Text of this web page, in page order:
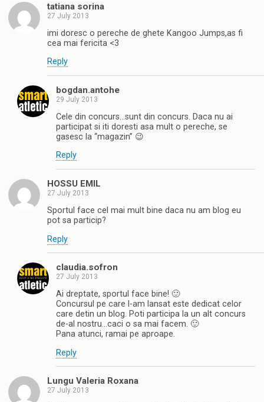
tatiana sorina
27 July 2013
imi doresc o pereche de ghete Kangoo Jumps,as fi
cea mai fericita <3
Reply
bogdan.antohe
29 July 2013
Cele din concurs…sunt din concurs. Daca nu ai
participat si iti doresti asa mult o pereche, se
gasesc la “magazin” 😉
Reply
HOSSU EMIL
27 July 2013
Sportul face cel mai mult bine daca nu am blog eu
pot sa particip?
Reply
claudia.sofron
27 July 2013
Ai dreptate, sportul face bine! 🙂
Concursul pe care l-am lansat este dedicat celor
care detin un blog. Poti participa la un alt concurs
de-al nostru…caci o sa mai facem. 🙂
Pana atunci, ramai pe aproape.
Reply
Lungu Valeria Roxana
27 July 2013